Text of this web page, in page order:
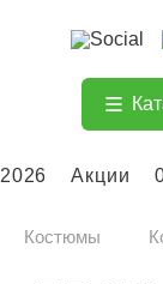
Акции
Костюмы